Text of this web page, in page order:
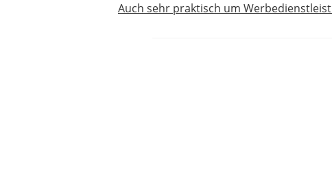
Auch sehr praktisch um